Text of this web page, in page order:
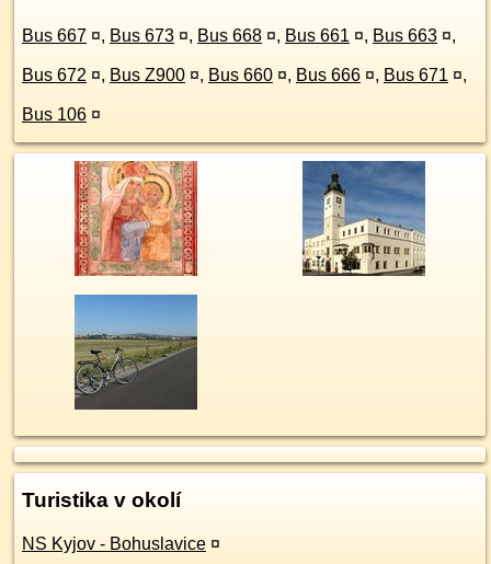
Bus 667 ¤, Bus 673 ¤, Bus 668 ¤, Bus 661 ¤, Bus 663 ¤,
Bus 672 ¤, Bus Z900 ¤, Bus 660 ¤, Bus 666 ¤, Bus 671 ¤,
Bus 106 ¤
Turistika v okolí
NS Kyjov - Bohuslavice ¤